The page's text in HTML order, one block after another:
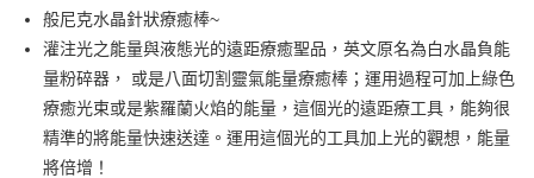
Apple Pay
街口支付
悠遊付
ATM付款
般尼克水晶針狀療癒棒~
灌注光之能量與液態光的遠距療癒聖品，英文原名為白水晶負能
量粉碎器， 或是八面切割靈氣能量療癒棒；運用過程可加上綠色
療癒光束或是紫羅蘭火焰的能量，這個光的遠距療工具，能夠很
精準的將能量快速送達。運用這個光的工具加上光的觀想，能量
將倍增！